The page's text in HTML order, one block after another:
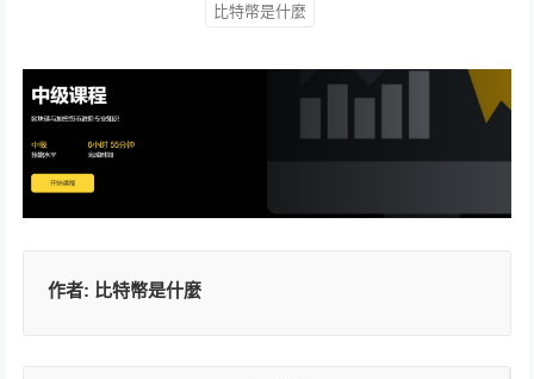
比特幣是什麼
作者: 比特幣是什麼